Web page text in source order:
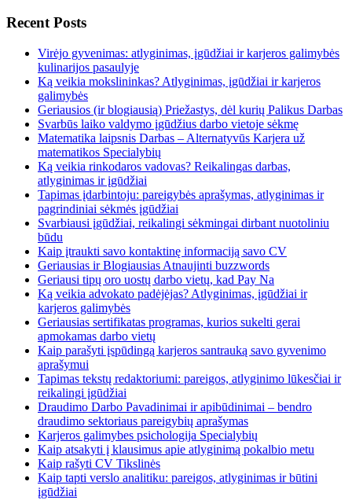
Recent Posts
Virėjo gyvenimas: atlyginimas, įgūdžiai ir karjeros galimybės
kulinarijos pasaulyje
Ką veikia mokslininkas? Atlyginimas, įgūdžiai ir karjeros
galimybės
Geriausios (ir blogiausią) Priežastys, dėl kurių Palikus Darbas
Svarbūs laiko valdymo įgūdžius darbo vietoje sėkmę
Matematika laipsnis Darbas – Alternatyvūs Karjera už
matematikos Specialybių
Ką veikia rinkodaros vadovas? Reikalingas darbas,
atlyginimas ir įgūdžiai
Tapimas įdarbintoju: pareigybės aprašymas, atlyginimas ir
pagrindiniai sėkmės įgūdžiai
Svarbiausi įgūdžiai, reikalingi sėkmingai dirbant nuotoliniu
būdu
Kaip įtraukti savo kontaktinę informaciją savo CV
Geriausias ir Blogiausias Atnaujinti buzzwords
Geriausi tipų oro uostų darbo vietų, kad Pay Na
Ką veikia advokato padėjėjas? Atlyginimas, įgūdžiai ir
karjeros galimybės
Geriausias sertifikatas programas, kurios sukelti gerai
apmokamas darbo vietų
Kaip parašyti įspūdingą karjeros santrauką savo gyvenimo
aprašymui
Tapimas tekstų redaktoriumi: pareigos, atlyginimo lūkesčiai ir
reikalingi įgūdžiai
Draudimo Darbo Pavadinimai ir apibūdinimai – bendro
draudimo sektoriaus pareigybių aprašymas
Karjeros galimybes psichologija Specialybių
Kaip atsakyti į klausimus apie atlyginimą pokalbio metu
Kaip rašyti CV Tikslinės
Kaip tapti verslo analitiku: pareigos, atlyginimas ir būtini
įgūdžiai